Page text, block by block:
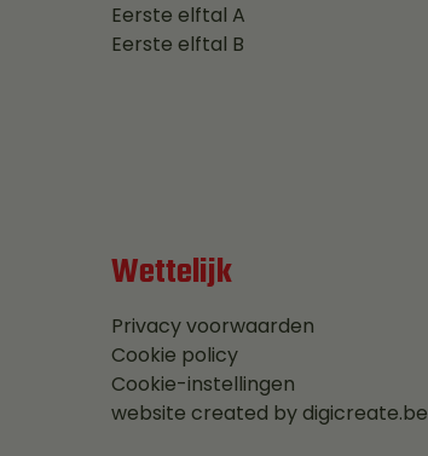
Eerste elftal A
Eerste elftal B
Wettelijk
Privacy voorwaarden
Cookie policy
Cookie-instellingen
website created by digicreate.be